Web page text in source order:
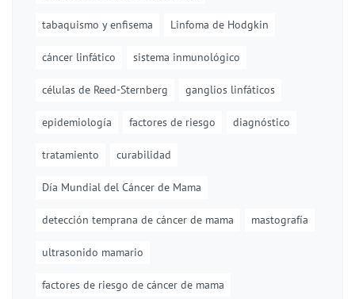
tabaquismo y enfisema Linfoma de Hodgkin
cáncer linfático sistema inmunológico
células de Reed-Sternberg ganglios linfáticos
epidemiología factores de riesgo diagnóstico
tratamiento curabilidad
Día Mundial del Cáncer de Mama
detección temprana de cáncer de mama mastografía
ultrasonido mamario
factores de riesgo de cáncer de mama